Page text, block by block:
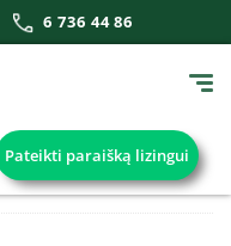
6 736 44 86
Pateikti paraišką lizingui